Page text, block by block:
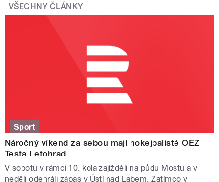
VŠECHNY ČLÁNKY
Sport
Náročný víkend za sebou mají hokejbalisté OEZ
Testa Letohrad
V sobotu v rámci 10. kola zajížděli na půdu Mostu a v
neděli odehráli zápas v Ústí nad Labem. Zatímco v